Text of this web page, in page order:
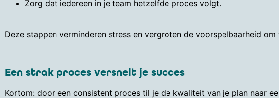
Zorg dat iedereen in je team hetzelfde proces volgt.
Deze stappen verminderen stress en vergroten de voorspelbaarheid om
Een strak proces versnelt je succes
Kortom: door een consistent proces til je de kwaliteit van je plan naar